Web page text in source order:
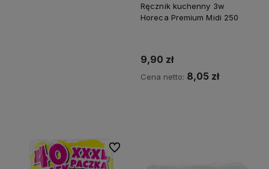
Ręcznik kuchenny 3w
Horeca Premium Midi 250
9,90 zł
Cena netto: 8,05 zł
Do ulubionych